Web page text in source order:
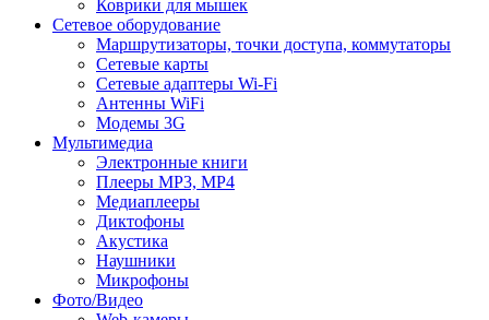
Коврики для мышек
Сетевое оборудование
Маршрутизаторы, точки доступа, коммутаторы
Сетевые карты
Сетевые адаптеры Wi-Fi
Антенны WiFi
Модемы 3G
Мультимедиа
Электронные книги
Плееры MP3, MP4
Медиаплееры
Диктофоны
Акустика
Наушники
Микрофоны
Фото/Видео